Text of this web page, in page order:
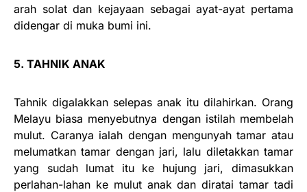
arah solat dan kejayaan sebagai ayat-ayat pertama
didengar di muka bumi ini.
5. TAHNIK ANAK
Tahnik digalakkan selepas anak itu dilahirkan. Orang
Melayu biasa menyebutnya dengan istilah membelah
mulut. Caranya ialah dengan mengunyah tamar atau
melumatkan tamar dengan jari, lalu diletakkan tamar
yang sudah lumat itu ke hujung jari, dimasukkan
perlahan-lahan ke mulut anak dan diratai tamar tadi